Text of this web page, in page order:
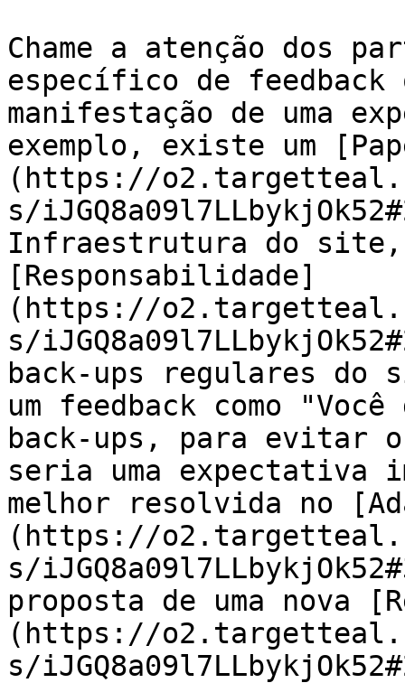
Chame a atenção dos
específico de feedback
manifestação de uma
exemplo, existe um
(https://
s/
Infraestrutura do site,
[Responsabilidade]
(https://
s/
back-ups regulares
um feedback como
back-ups, para evitar
seria uma expectativa
melhor resolvida no
(https://
s/
proposta de uma nova
(https://
s/